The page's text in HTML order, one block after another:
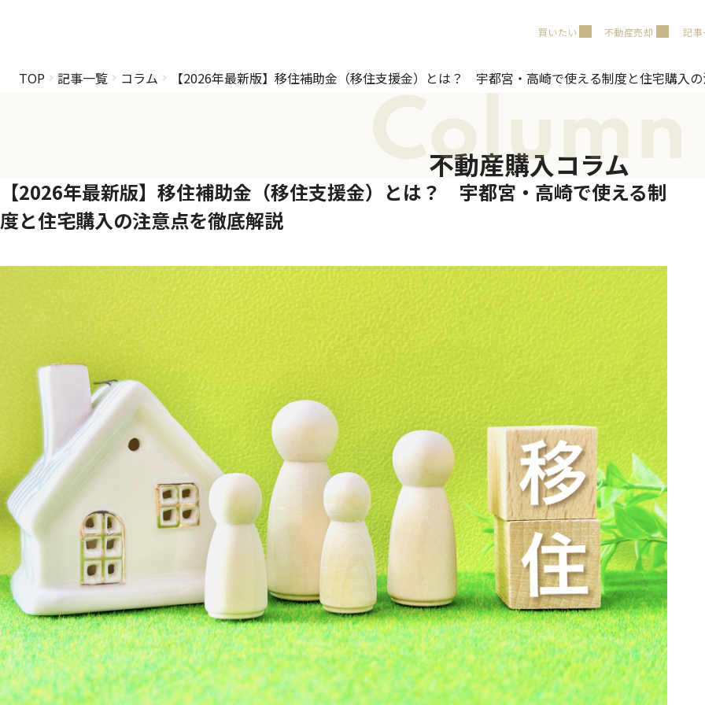
買いたい 不動産売却 記
TOP 記事一覧 コラム 【2026年最新版】移住補助金（移住支援金）とは？ 宇都宮・高崎で使える制度と住宅購入
Column
不動産購入コラム
【2026年最新版】移住補助金（移住支援金）とは？ 宇都宮・高崎で使える制
度と住宅購入の注意点を徹底解説